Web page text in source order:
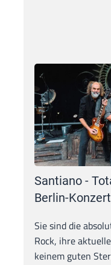
Santiano -
Berlin-Konzert
Sie sind die
Rock, ihre
keinem guten